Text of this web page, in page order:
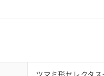
ツマミ形セレクタ